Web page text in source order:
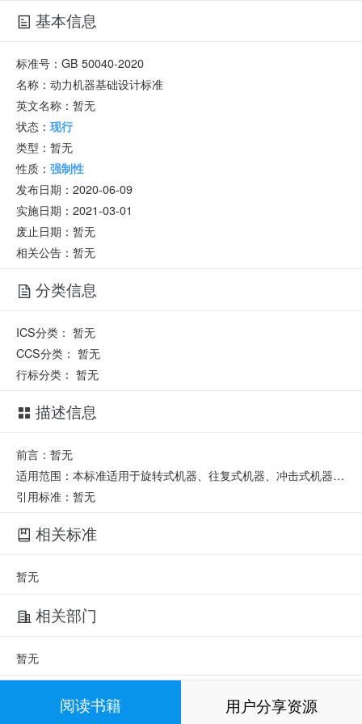
基本信息
标准号： GB 50040-2020
名称： 动力机器基础设计标准
英文名称： 暂无
状态： 现行
类型： 暂无
性质： 强制性
发布日期： 2020-06-09
实施日期： 2021-03-01
废止日期： 暂无
相关公告：暂无
分类信息
ICS分类： 暂无
CCS分类： 暂无
行标分类： 暂无
描述信息
前言：暂无
适用范围：本标准适用于旋转式机器、往复式机器、冲击式机器、压力机、破碎机和磨机、振动试验台、金属切削机机床等动力机器基础的非隔震设计。
引用标准：暂无
相关标准
暂无
相关部门
暂无
相关人员
阅读书籍 用户分享资源